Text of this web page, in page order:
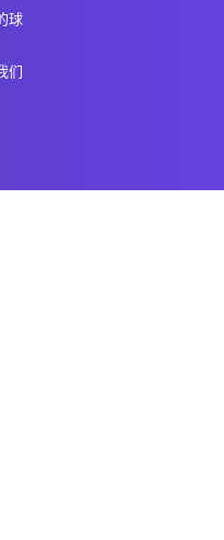
球
们